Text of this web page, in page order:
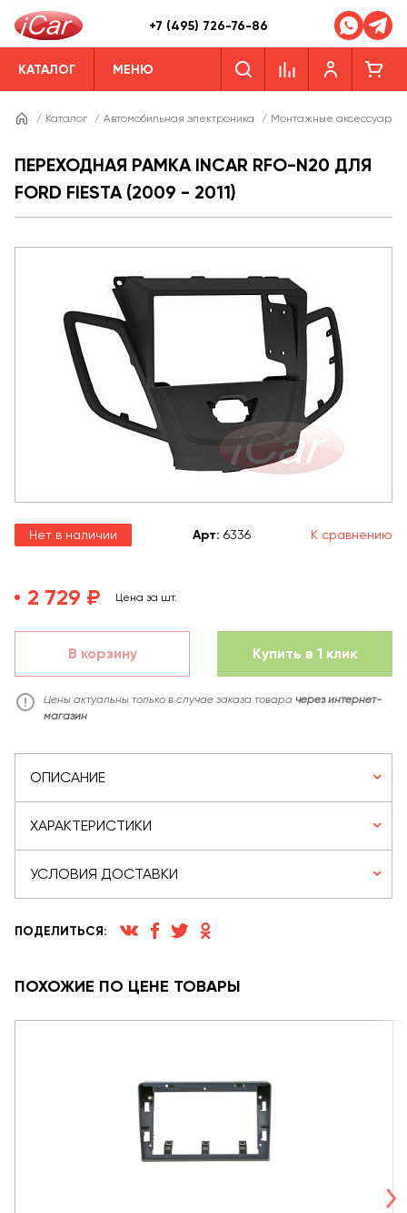
+7 (495) 726-76-86
КАТАЛОГ МЕНЮ
/ Каталог / Автомобильная электроника / Монтажные аксессуары
ПЕРЕХОДНАЯ РАМКА INCAR RFO-N20 ДЛЯ
FORD FIESTA (2009 - 2011)
Нет в наличии Арт: 6336 К сравнению
2 729 ₽ Цена за шт.
В корзину Купить в 1 клик
Цены актуальны только в случае заказа товара через интернет-
магазин
ОПИСАНИЕ
ХАРАКТЕРИСТИКИ
УСЛОВИЯ ДОСТАВКИ
ПОДЕЛИТЬСЯ:
ПОХОЖИЕ ПО ЦЕНЕ ТОВАРЫ